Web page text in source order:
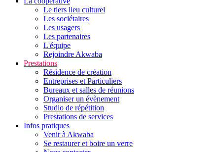
Le tiers lieu culturel
Les sociétaires
Les usagers
Les partenaires
L'équipe
Rejoindre Akwaba
Prestations
Résidence de création
Entreprises et Particuliers
Bureaux et salles de réunions
Organiser un évènement
Studio de répétition
Prestations de services
Infos pratiques
Venir à Akwaba
Se restaurer et boire un verre